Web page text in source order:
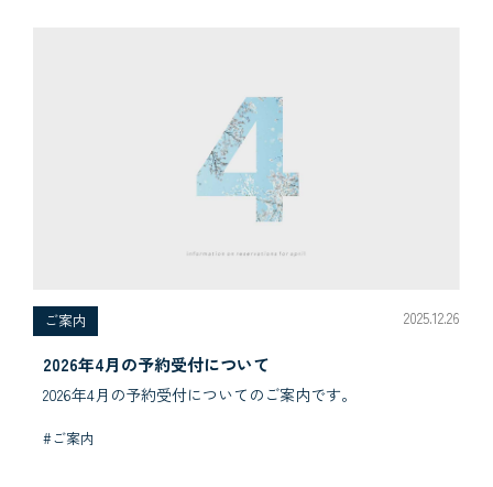
ご案内 2025.12.26
2026年4月の予約受付について
2026年4月の予約受付についてのご案内です。
#ご案内